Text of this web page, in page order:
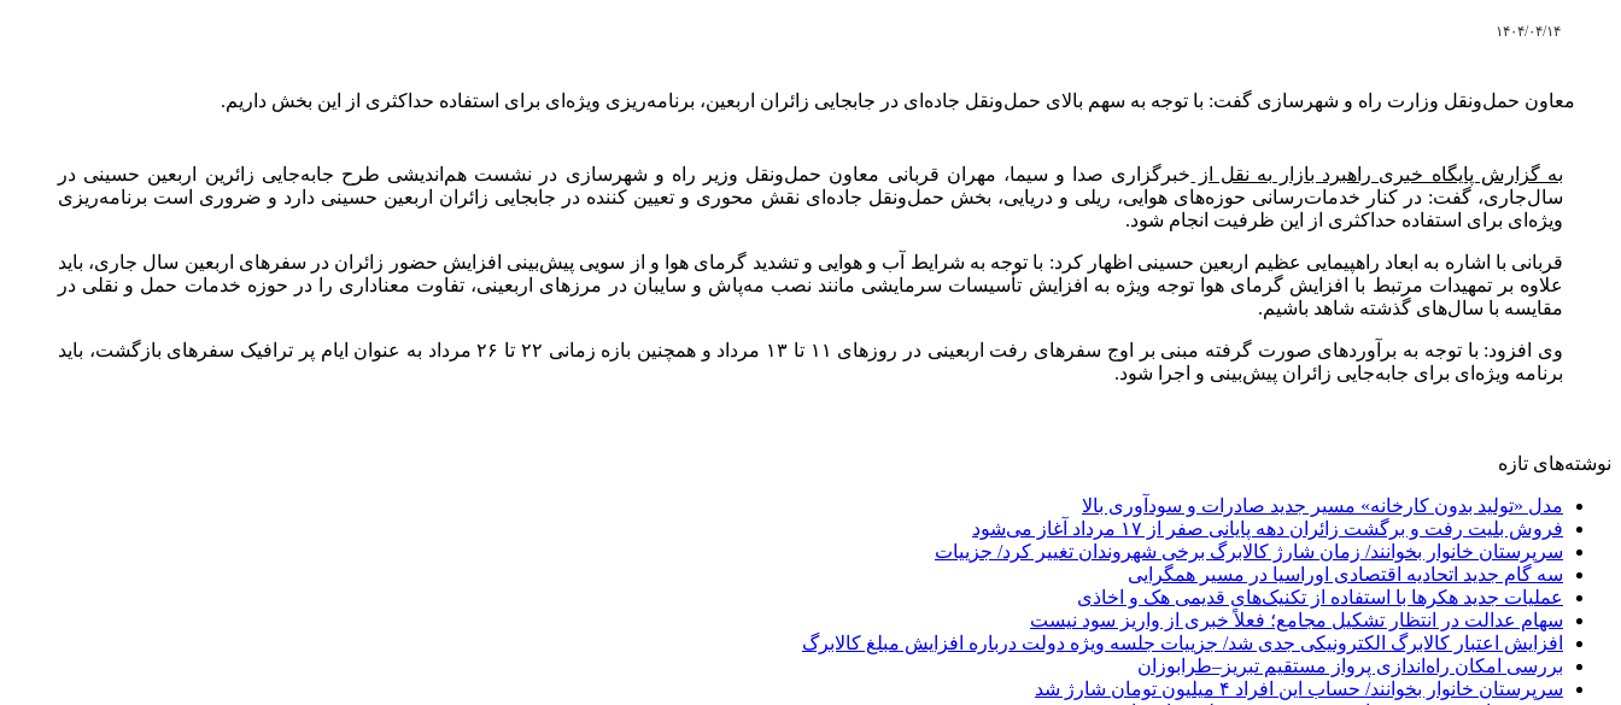
۱۴۰۴/۰۴/۱۴
معاون حمل‌ونقل وزارت راه و شهرسازی گفت: با توجه به سهم بالای حمل‌ونقل جاده‌ای در جابجایی زائران اربعین، برنامه‌ریزی ویژه‌ای برای استفاده حداکثری از این بخش داریم.
به گزارش پایگاه خبری راهبرد بازار به نقل از خبرگزاری صدا و سیما، مهران قربانی معاون حمل‌ونقل وزیر راه و شهرسازی در نشست هم‌اندیشی طرح جابه‌جایی زائرین اربعین حسینی در
سال‌جاری، گفت: در کنار خدمات‌رسانی حوزه‌های هوایی، ریلی و دریایی، بخش حمل‌ونقل جاده‌ای نقش محوری و تعیین کننده در جابجایی زائران اربعین حسینی دارد و ضروری است برنامه‌ریزی
ویژه‌ای برای استفاده حداکثری از این ظرفیت انجام شود.
قربانی با اشاره به ابعاد راهپیمایی عظیم اربعین حسینی اظهار کرد: با توجه به شرایط آب و هوایی و تشدید گرمای هوا و از سویی پیش‌بینی افزایش حضور زائران در سفر‌های اربعین سال جاری، باید
علاوه بر تمهیدات مرتبط با افزایش گرمای هوا توجه ویژه به افزایش تأسیسات سرمایشی مانند نصب مه‌پاش و سایبان در مرز‌های اربعینی، تفاوت معناداری را در حوزه خدمات حمل و نقلی در
مقایسه با سال‌های گذشته شاهد باشیم.
وی افزود: با توجه به برآورد‌های صورت گرفته مبنی بر اوج سفر‌های رفت اربعینی در روز‌های ۱۱ تا ۱۳ مرداد و همچنین بازه زمانی ۲۲ تا ۲۶ مرداد به عنوان ایام پر ترافیک سفر‌های بازگشت، باید
برنامه ویژه‌ای برای جابه‌جایی زائران پیش‌بینی و اجرا شود.
نوشته‌های تازه
مدل «تولید بدون کارخانه» مسیر جدید صادرات و سودآوری بالا
فروش بلیت رفت و برگشت زائران دهه پایانی صفر از ۱۷ مرداد آغاز می‌شود
سرپرستان خانوار بخوانند/ زمان شارژ کالابرگ برخی شهروندان تغییر کرد/ جزییات
سه گام جدید اتحادیه اقتصادی اوراسیا در مسیر همگرایی
عملیات جدید هکرها با استفاده از تکنیک‌های قدیمی هک و اخاذی
سهام عدالت در انتظار تشکیل مجامع؛ فعلاً خبری از واریز سود نیست
افزایش اعتبار کالابرگ الکترونیکی جدی شد/ جزییات جلسه ویژه دولت درباره افزایش مبلغ کالابرگ
بررسی امکان راه‌اندازی پرواز مستقیم تبریز–طرابوزان
سرپرستان خانوار بخوانند/ حساب این افراد ۴ میلیون تومان شارژ شد